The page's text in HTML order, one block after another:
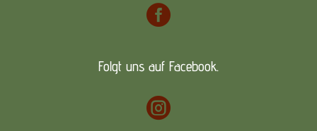

Folgt uns auf Facebook.
